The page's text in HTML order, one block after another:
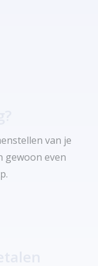
van je
gewoon even